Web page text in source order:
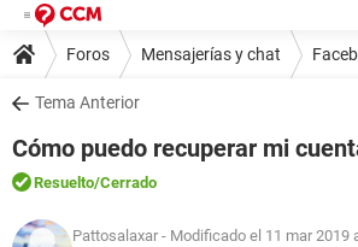
Foros Mensajerías y chat
Tema Anterior
Cómo puedo recuperar mi
Resuelto/Cerrado
Pattosalaxar - Modificado el 11 mar 2019